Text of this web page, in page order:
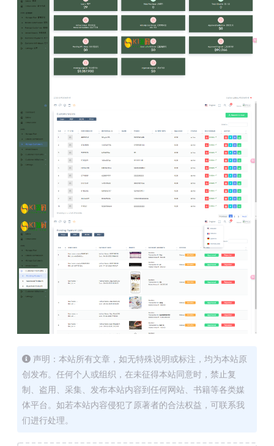
声明：本站所有文章，如无特殊说明或标注，均为本站原
创发布。任何个人或组织，在未征得本站同意时，禁止复
制、盗用、采集、发布本站内容到任何网站、书籍等各类媒
体平台。如若本站内容侵犯了原著者的合法权益，可联系我
们进行处理。